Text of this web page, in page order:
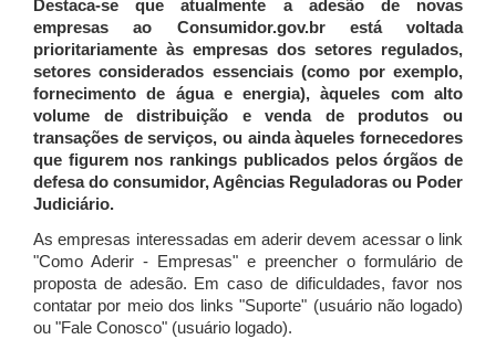
Destaca-se que atualmente a adesão de novas
empresas ao Consumidor.gov.br está voltada
prioritariamente às empresas dos setores regulados,
setores considerados essenciais (como por exemplo,
fornecimento de água e energia), àqueles com alto
volume de distribuição e venda de produtos ou
transações de serviços, ou ainda àqueles fornecedores
que figurem nos rankings publicados pelos órgãos de
defesa do consumidor, Agências Reguladoras ou Poder
Judiciário.
As empresas interessadas em aderir devem acessar o link
"Como Aderir - Empresas" e preencher o formulário de
proposta de adesão. Em caso de dificuldades, favor nos
contatar por meio dos links "Suporte" (usuário não logado)
ou "Fale Conosco" (usuário logado).